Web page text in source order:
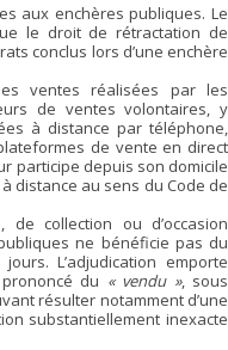
aux enchères publiques. Le
le droit de rétractation de
conclus lors d’une enchère
ventes réalisées par les
de ventes volontaires, y
à distance par téléphone,
de vente en direct
participe depuis son domicile
distance au sens du Code de
de collection ou d’occasion
ne bénéficie pas du
L’adjudication emporte
du « vendu », sous
résulter notamment d’une
substantiellement inexacte